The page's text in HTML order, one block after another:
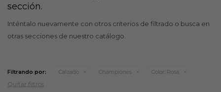
sección.
Inténtalo nuevamente con otros criterios de filtrado o busca en
otras secciones de nuestro catálogo.
Filtrando por: Calzado Championes Color: Rosa
Quitar filtros